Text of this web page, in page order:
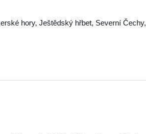
hory,Ještědský hřbet, Severní Čechy,